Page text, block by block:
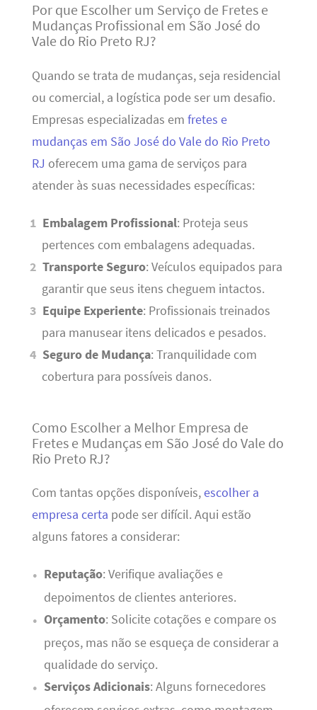
Por que Escolher um Serviço de Fretes e
Mudanças Profissional em São José do
Vale do Rio Preto RJ?
Quando se trata de mudanças, seja residencial
ou comercial, a logística pode ser um desafio.
Empresas especializadas em fretes e
mudanças em São José do Vale do Rio Preto
RJ oferecem uma gama de serviços para
atender às suas necessidades específicas:
Embalagem Profissional: Proteja seus
pertences com embalagens adequadas.
Transporte Seguro: Veículos equipados para
garantir que seus itens cheguem intactos.
Equipe Experiente: Profissionais treinados
para manusear itens delicados e pesados.
Seguro de Mudança: Tranquilidade com
cobertura para possíveis danos.
Como Escolher a Melhor Empresa de
Fretes e Mudanças em São José do Vale do
Rio Preto RJ?
Com tantas opções disponíveis,escolher a
empresa certa pode ser difícil. Aqui estão
alguns fatores a considerar:
Reputação: Verifique avaliações e
depoimentos de clientes anteriores.
Orçamento: Solicite cotações e compare os
preços, mas não se esqueça de considerar a
qualidade do serviço.
Serviços Adicionais: Alguns fornecedores